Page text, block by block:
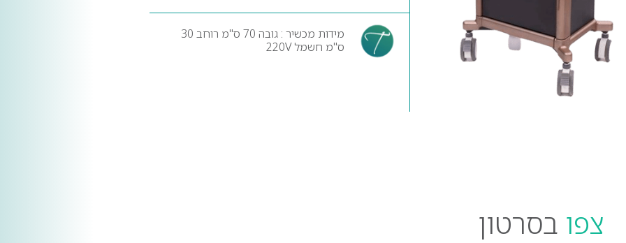
מידות מכשיר : גובה 70 ס"מ רוחב 30
ס"מ חשמל 220V
צפו בסרטון